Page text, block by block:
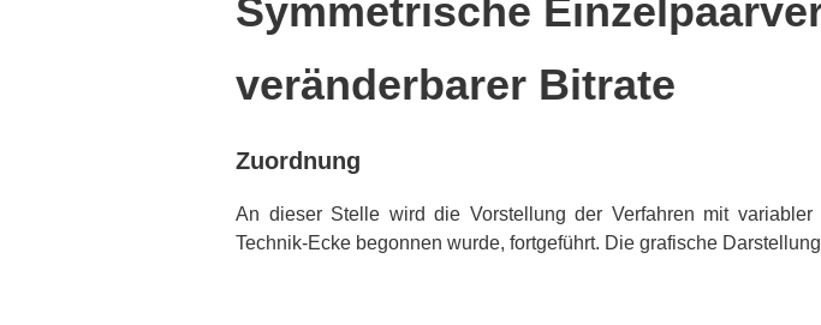
Symmetrische
veränderbarer Bitrate
Zuordnung
An dieser Stelle wird die Vorstellung der Verfahren mit
Technik-Ecke begonnen wurde, fortgeführt. Die grafische